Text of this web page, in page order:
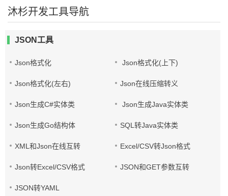
沐杉开发工具导航
JSON工具
Json格式化 Json格式化(上下)
Json格式化(左右) Json在线压缩转义
Json生成C#实体类 Json生成Java实体类
Json生成Go结构体 SQL转Java实体类
XML和Json在线互转 Excel/CSV转Json格式
Json转Excel/CSV格式 JSON和GET参数互转
JSON转YAML